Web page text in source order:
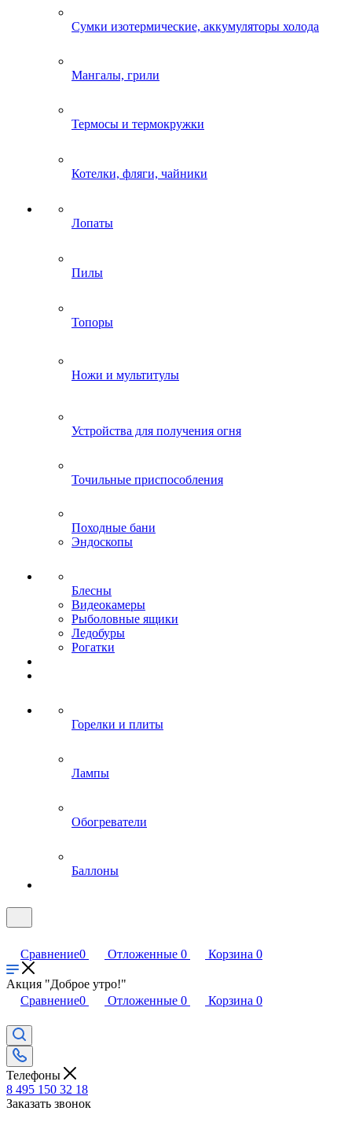
Сумки изотермические, аккумуляторы холода
Мангалы, грили
Термосы и термокружки
Котелки, фляги, чайники
Лопаты
Пилы
Топоры
Ножи и мультитулы
Устройства для получения огня
Точильные приспособления
Походные бани
Эндоскопы
Блесны
Видеокамеры
Рыболовные ящики
Ледобуры
Рогатки
Горелки и плиты
Лампы
Обогреватели
Баллоны
Сравнение0 Отложенные 0 Корзина 0
Акция "Доброе утро!"
Сравнение0 Отложенные 0 Корзина 0
Телефоны
8 495 150 32 18
Заказать звонок